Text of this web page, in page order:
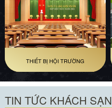
THIẾT BỊ HỘI TRƯỜNG
TIN TỨC KHÁCH SẠN